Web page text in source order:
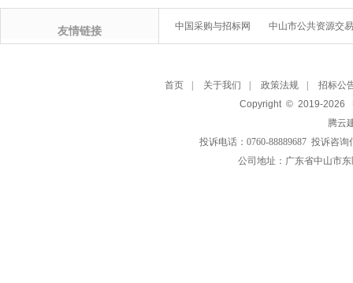
友情链接 中国采购与招标网 中山市公共资源交
首页 关于我们 政策法规
招标公
Copyright © 2019-2026
腾云
投诉电话：0760-88889687 投诉咨
公司地址：广东省中山市